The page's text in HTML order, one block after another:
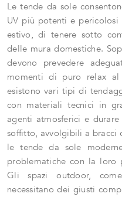
Le tende da sole
UV più potenti e
estivo, di tenere sotto
delle mura domestiche.
devono prevedere
momenti di puro relax
esistono vari tipi di
con materiali tecnici in
agenti atmosferici e
soffitto, avvolgibili a bracci
le tende da sole
problematiche con la loro
Gli spazi outdoor,
necessitano dei giusti